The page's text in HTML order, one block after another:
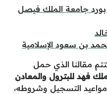
جامعة الملك فيصل
بن سعود الإسلامية
مقالنا الذي حمل
فهد للبترول والمعادن
التسجيل وشروطه،